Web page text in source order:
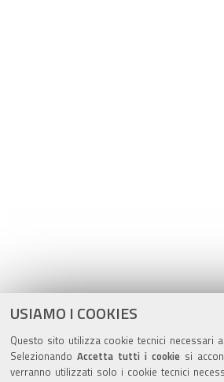
USIAMO I COOKIES
Questo sito utilizza cookie tecnici necessari
Selezionando Accetta tutti i cookiesi
verranno utilizzati solo i cookie tecnici